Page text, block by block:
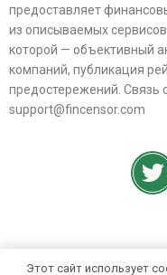
предоставляет
из описываемых
которой — объективный
компаний, публикация
предостережений. Связь
support@fincensor.com
Этот сайт использует